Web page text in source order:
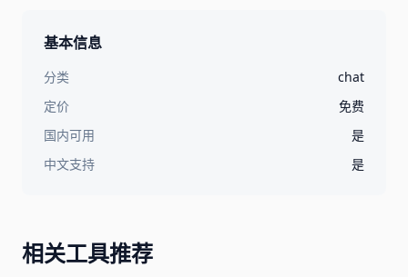
基本信息
分类
chat
定价
免费
国内可用
是
中文支持
是
相关工具推荐